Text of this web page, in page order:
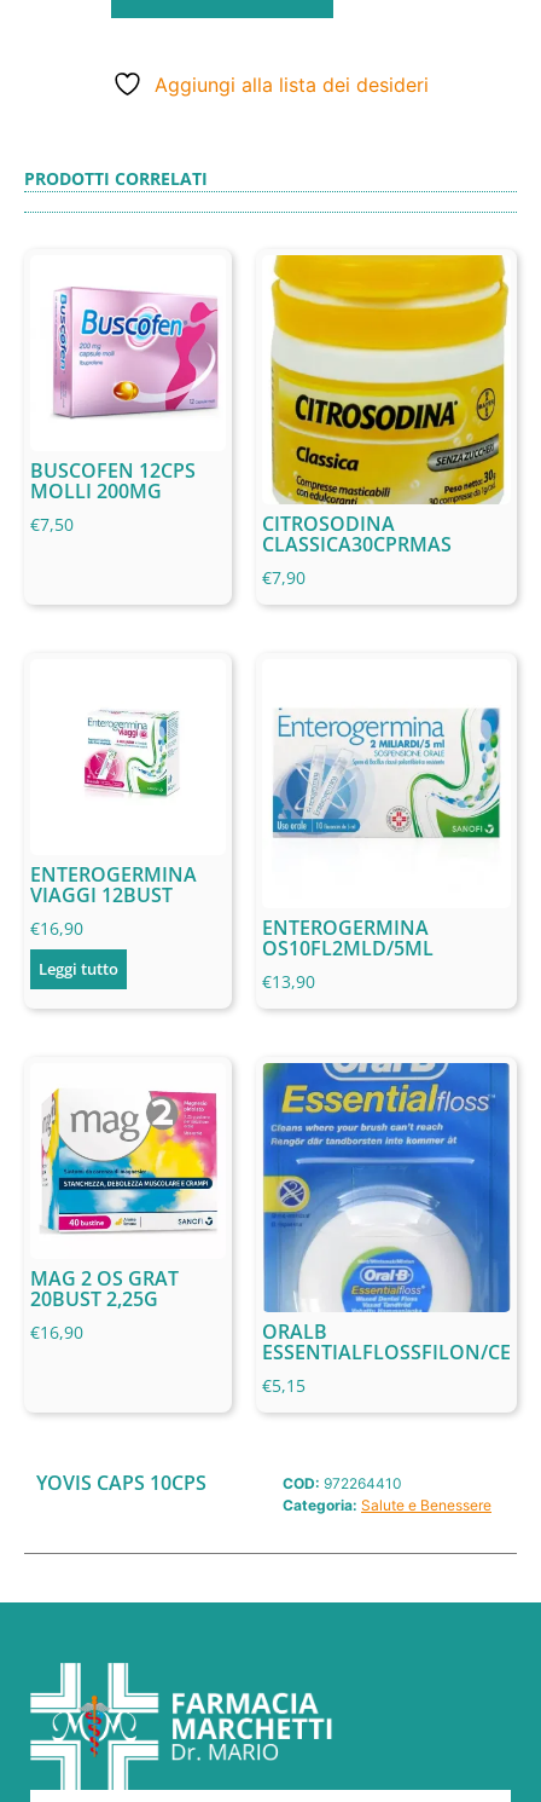
Aggiungi alla lista dei desideri
PRODOTTI CORRELATI
BUSCOFEN 12CPS
MOLLI 200MG
€7,50 CITROSODINA
CLASSICA30CPRMAS
€7,90
ENTEROGERMINA
VIAGGI 12BUST
€16,90
Leggi tutto
ENTEROGERMINA
OS10FL2MLD/5ML
€13,90
MAG 2 OS GRAT
20BUST 2,25G
€16,90 ORALB
ESSENTIALFLOSSFILON/CE
€5,15
YOVIS CAPS 10CPS COD: 972264410
Categoria: Salute e Benessere